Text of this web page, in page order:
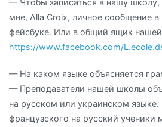
мне, Alla Croix, личное сообщение
фейсбуке. Или в общий ящик
https://www.facebook.com/
— На каком языке объясняется
— Преподаватели нашей школы
на русском или украинском
французского на русский ученики